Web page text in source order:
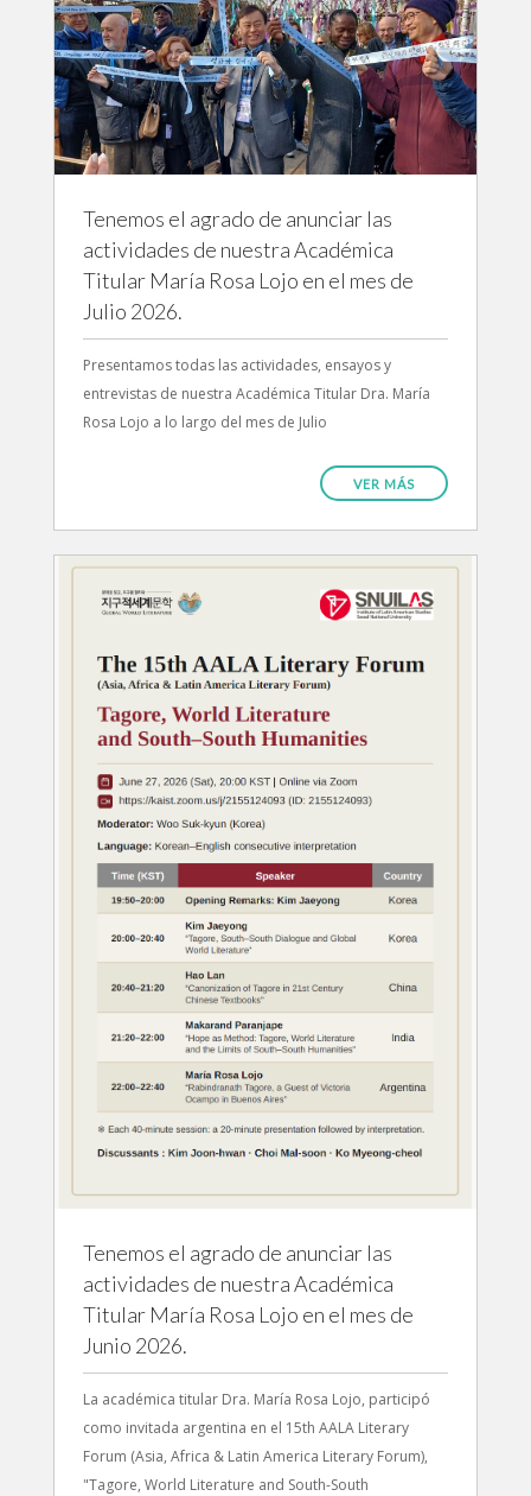
Tenemos el agrado de anunciar las
actividades de nuestra Académica
Titular María Rosa Lojo en el mes de
Julio 2026.
Presentamos todas las actividades, ensayos y
entrevistas de nuestra Académica Titular Dra. María
Rosa Lojo a lo largo del mes de Julio
VER MÁS
Tenemos el agrado de anunciar las
actividades de nuestra Académica
Titular María Rosa Lojo en el mes de
Junio 2026.
La académica titular Dra. María Rosa Lojo, participó
como invitada argentina en el 15th AALA Literary
Forum (Asia, Africa & Latin America Literary Forum),
"Tagore, World Literature and South-South